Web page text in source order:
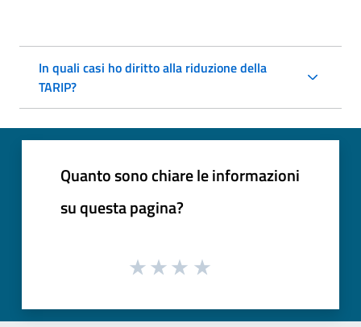
In quali casi ho diritto alla riduzione della
TARIP?
Quanto sono chiare le informazioni
su questa pagina?